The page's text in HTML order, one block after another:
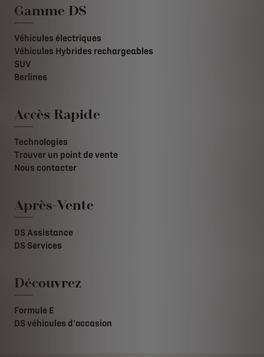
Gamme DS
Véhicules électriques
Véhicules Hybrides rechargeables
SUV
Berlines
Accès Rapide
Technologies
Trouver un point de vente
Nous contacter
Après-Vente
DS Assistance
DS Services
Découvrez
Formule E
DS véhicules d'occasion